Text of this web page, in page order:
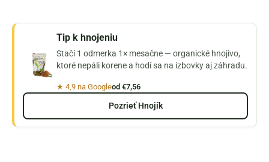
Tip k hnojeniu
Stačí 1 odmerka 1× mesačne — organické hnojivo,
ktoré nepáli korene a hodí sa na izbovky aj záhradu.
★ 4,9 na Googleod €7,56
Pozrieť Hnojík